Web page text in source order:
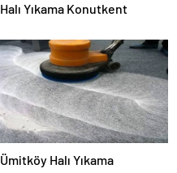
Halı Yıkama Konutkent
Ümitköy Halı Yıkama